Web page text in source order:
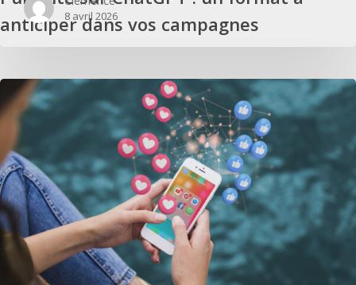
anticiper dans vos campagnes
8 avril 2026
Les tendances réseaux sociaux à suivre en 2025